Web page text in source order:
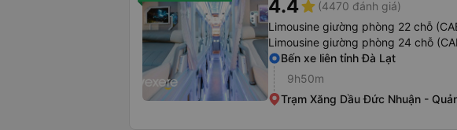
4.4star (4470 đánh giá)
Limousine giường phòng 22 chỗ
Limousine giường phòng 24 chỗ
Bến xe liên tỉnh Đà Lạt
9h50m
Trạm Xăng Dầu Đức Nhuận -